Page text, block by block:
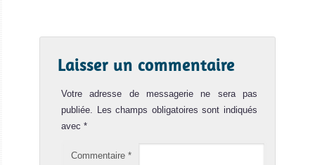
Laisser un commentaire
Votre adresse de messagerie ne sera pas
publiée.
Les champs obligatoires sont indiqués
avec*
Commentaire*